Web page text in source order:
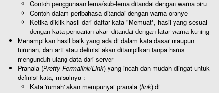
Contoh penggunaan lema/sub-lema ditandai dengan warna biru
Contoh dalam peribahasa ditandai dengan warna oranye
Ketika diklik hasil dari daftar kata "Memuat", hasil yang sesuai
dengan kata pencarian akan ditandai dengan latar warna kuning
Menampilkan hasil baik yang ada di dalam kata dasar maupun
turunan, dan arti atau definisi akan ditampilkan tanpa harus
mengunduh ulang data dari server
Pranala (Pretty Permalink/Link) yang indah dan mudah diingat untuk
definisi kata, misalnya :
Kata 'rumah' akan mempunyai pranala (link) di